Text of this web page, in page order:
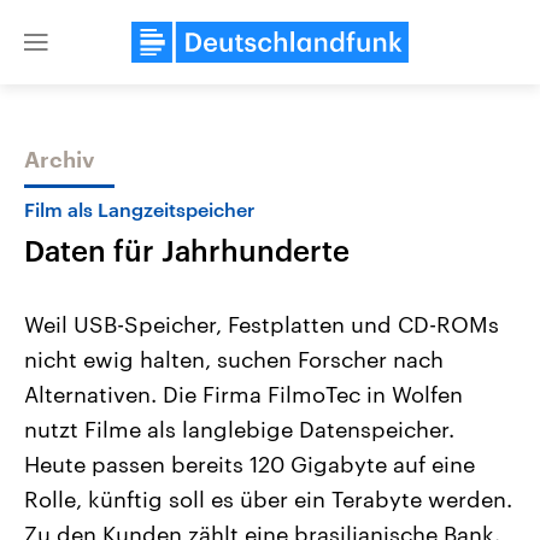
Close
Themen
Landtagswahl Sachsen-Anhalt
2026
Alle Informationen
Sachsen-Anhalt wählt am 6.
September 2026 einen neuen
Landtag. Seit 2021 wird das
Bundesland von einer Koalition aus
USA
Aktuelle Beiträge,
Hintergründe
Wirtschaftlich und
gehören die Vereinigten
den mächtigsten Ländern
mit großem Einfluss auf
Archiv
Film als Langzeitspeicher
Daten für Jahrhunderte
Weil USB-Speicher, Festplatten und CD-ROMs
nicht ewig halten, suchen Forscher nach
Alternativen. Die Firma FilmoTec in Wolfen
nutzt Filme als langlebige Datenspeicher.
Heute passen bereits 120 Gigabyte auf eine
Rolle, künftig soll es über ein Terabyte werden.
Zu den Kunden zählt eine brasilianische Bank.